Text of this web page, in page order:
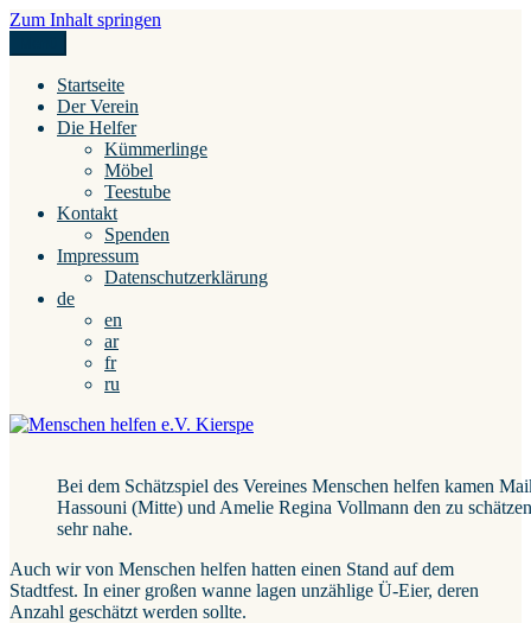
Zum Inhalt springen
Menschen helfen e.V. Kierspe
Startseite
Der Verein
Die Helfer
Kümmerlinge
Möbel
Teestube
Kontakt
Spenden
Impressum
Datenschutzerklärung
de
en
ar
fr
ru
Bei dem Schätzspiel des Vereines Menschen helfen kamen
Hassouni (Mitte) und Amelie Regina Vollmann den zu
sehr nahe.
Auch wir von Menschen helfen hatten einen Stand auf dem
Stadtfest. In einer großen wanne lagen unzählige Ü-Eier, deren
Anzahl geschätzt werden sollte.